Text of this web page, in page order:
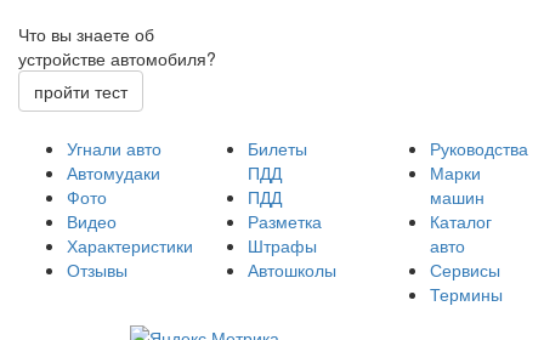
Что вы знаете об
устройстве автомобиля?
пройти тест
Угнали авто
Автомудаки
Фото
Видео
Характеристики
Отзывы
Билеты
ПДД
ПДД
Разметка
Штрафы
Автошколы
Руководства
Марки
машин
Каталог
авто
Сервисы
Термины